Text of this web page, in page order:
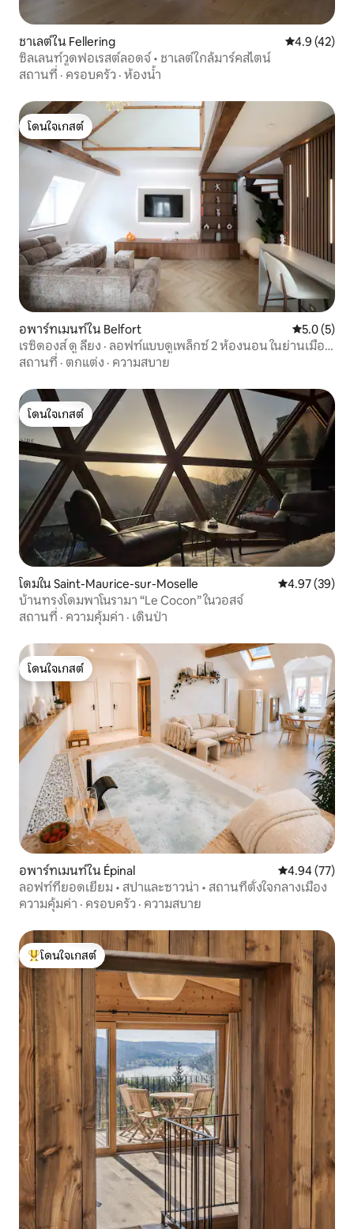
ชาเลต์ใน Fellering คะแนนเฉลี่ย
4.9 (42)
ซิลเลนท์วูดฟอเรสต์ลอดจ์ • ชาเลต์ใกล้มาร์คสไตน์
สถานที่ · ครอบครัว · ห้องน้ำ
โดนใจเกสต์
โดนใจเกสต์
อพาร์ทเมนท์ใน Belfort คะแนนเฉลี่
5.0 (5)
เรซิดองส์ ดู ลียง · ลอฟท์แบบดูเพล็กซ์ 2 ห้องนอน ในย่านเมือง
เก่า
สถานที่ · ตกแต่ง · ความสบาย
โดนใจเกสต์
โดนใจเกสต์
โดมใน Saint-Maurice-sur-Moselle คะแนนเฉลี่ย
4.97 (39)
บ้านทรงโดมพาโนรามา “Le Cocon” ในวอสจ์
สถานที่ · ความคุ้มค่า · เดินป่า
โดนใจเกสต์
โดนใจเกสต์
อพาร์ทเมนท์ใน Épinal คะแนนเฉลี่ย
4.94 (77)
ลอฟท์ที่ยอดเยี่ยม • สปาและซาวน่า • สถานที่ตั้งใจกลางเมือง
ความคุ้มค่า · ครอบครัว · ความสบาย
โดนใจเกสต์ที่สุด
โดนใจเกสต์